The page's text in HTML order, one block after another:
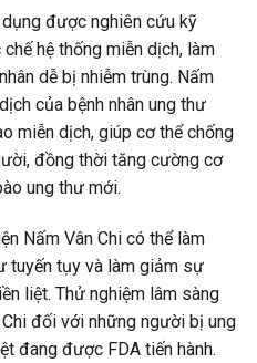
được nghiên cứu kỹ
hệ thống miễn dịch, làm
dễ bị nhiễm trùng. Nấm
của bệnh nhân ung thư
miễn dịch, giúp cơ thể chống
đồng thời tăng cường cơ
ung thư mới.
Nấm Vân Chi có thể làm
tuyến tụy và làm giảm sự
liệt. Thử nghiệm lâm sàng
đối với những người bị ung
đang được FDA tiến hành.